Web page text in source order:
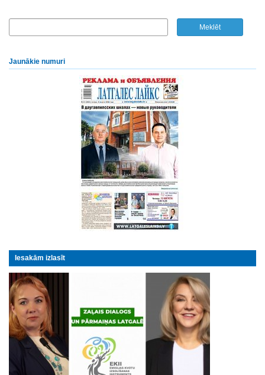
Jaunākie numuri
Iesakām izlasīt